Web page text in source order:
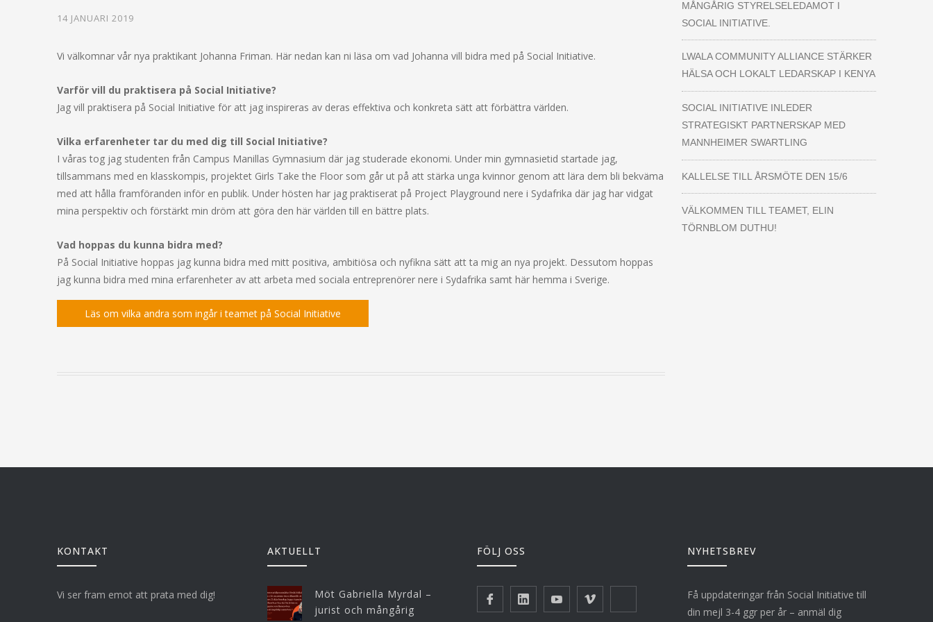
14 JANUARI 2019
Vi välkomnar vår nya praktikant Johanna Friman. Här nedan kan ni läsa om vad Johanna vill bidra med på Social Initiative.
Varför vill du praktisera på Social Initiative?
Jag vill praktisera på Social Initiative för att jag inspireras av deras effektiva och konkreta sätt att förbättra världen.
Vilka erfarenheter tar du med dig till Social Initiative?
I våras tog jag studenten från Campus Manillas Gymnasium där jag studerade ekonomi. Under min gymnasietid startade jag,
tillsammans med en klasskompis, projektet Girls Take the Floor som går ut på att stärka unga kvinnor genom att lära dem bli bekväma
med att hålla framföranden inför en publik. Under hösten har jag praktiserat på Project Playground nere i Sydafrika där jag har vidgat
mina perspektiv och förstärkt min dröm att göra den här världen till en bättre plats.
Vad hoppas du kunna bidra med?
På Social Initiative hoppas jag kunna bidra med mitt positiva, ambitiösa och nyfikna sätt att ta mig an nya projekt. Dessutom hoppas
jag kunna bidra med mina erfarenheter av att arbeta med sociala entreprenörer nere i Sydafrika samt här hemma i Sverige.
Läs om vilka andra som ingår i teamet på Social Initiative
MÅNGÅRIG STYRELSELEDAMOT I
SOCIAL INITIATIVE.
LWALA COMMUNITY ALLIANCE STÄRKER
HÄLSA OCH LOKALT LEDARSKAP I KENYA
SOCIAL INITIATIVE INLEDER
STRATEGISKT PARTNERSKAP MED
MANNHEIMER SWARTLING
KALLELSE TILL ÅRSMÖTE DEN 15/6
VÄLKOMMEN TILL TEAMET, ELIN
TÖRNBLOM DUTHU!
KONTAKT
Vi ser fram emot att prata med dig!
AKTUELLT
Möt Gabriella Myrdal –
jurist och mångårig
FÖLJ OSS NYHETSBREV
Få uppdateringar från Social Initiative till
din mejl 3-4 ggr per år – anmäl dig